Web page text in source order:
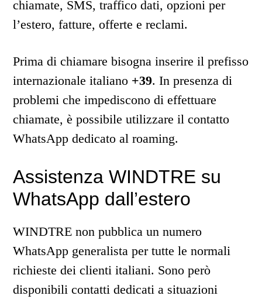
chiamate, SMS, traffico dati, opzioni per
l’estero, fatture, offerte e reclami.
Prima di chiamare bisogna inserire il prefisso
internazionale italiano +39. In presenza di
problemi che impediscono di effettuare
chiamate, è possibile utilizzare il contatto
WhatsApp dedicato al roaming.
Assistenza WINDTRE su
WhatsApp dall’estero
WINDTRE non pubblica un numero
WhatsApp generalista per tutte le normali
richieste dei clienti italiani. Sono però
disponibili contatti dedicati a situazioni